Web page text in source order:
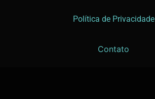
Política de Privacidade
Contato